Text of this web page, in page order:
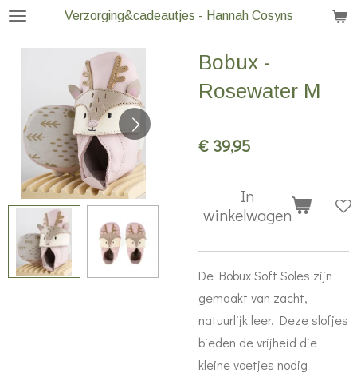
Ga
hoofdinhoud
Verzorging&cadeautjes - Hannah Cosyns
Bobux -
Rosewater M
€ 39,95
In
winkelwagen
De Bobux Soft Soles zijn
gemaakt van zacht,
natuurlijk leer. Deze slofjes
bieden de vrijheid die
kleine voetjes nodig